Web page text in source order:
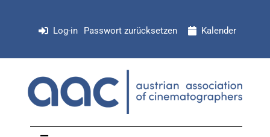
Log-in Passwort zurücksetzen Kalender